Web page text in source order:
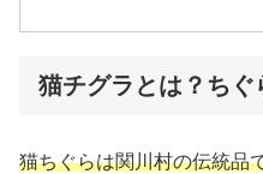
猫チグラとは？ちぐ
猫ちぐらは関川村の伝統品